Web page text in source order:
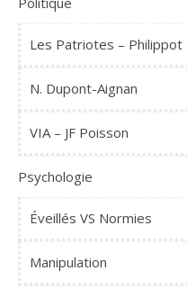
Les Patriotes – Philippot
N. Dupont-Aignan
VIA – JF Poisson
Psychologie
Éveillés VS Normies
Manipulation